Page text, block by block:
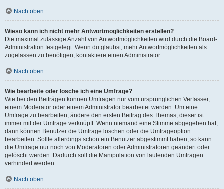
Nach oben
Wieso kann ich nicht mehr Antwortmöglichkeiten erstellen?
Die maximal zulässige Anzahl von Antwortmöglichkeiten wird durch die Board-
Administration festgelegt. Wenn du glaubst, mehr Antwortmöglichkeiten als
zugelassen zu benötigen, kontaktiere einen Administrator.
Nach oben
Wie bearbeite oder lösche ich eine Umfrage?
Wie bei den Beiträgen können Umfragen nur vom ursprünglichen Verfasser,
einem Moderator oder einem Administrator bearbeitet werden. Um eine
Umfrage zu bearbeiten, ändere den ersten Beitrag des Themas; dieser ist
immer mit der Umfrage verknüpft. Wenn niemand eine Stimme abgegeben hat,
dann können Benutzer die Umfrage löschen oder die Umfrageoption
bearbeiten. Sollte allerdings schon ein Benutzer abgestimmt haben, so kann
die Umfrage nur noch von Moderatoren oder Administratoren geändert oder
gelöscht werden. Dadurch soll die Manipulation von laufenden Umfragen
verhindert werden.
Nach oben